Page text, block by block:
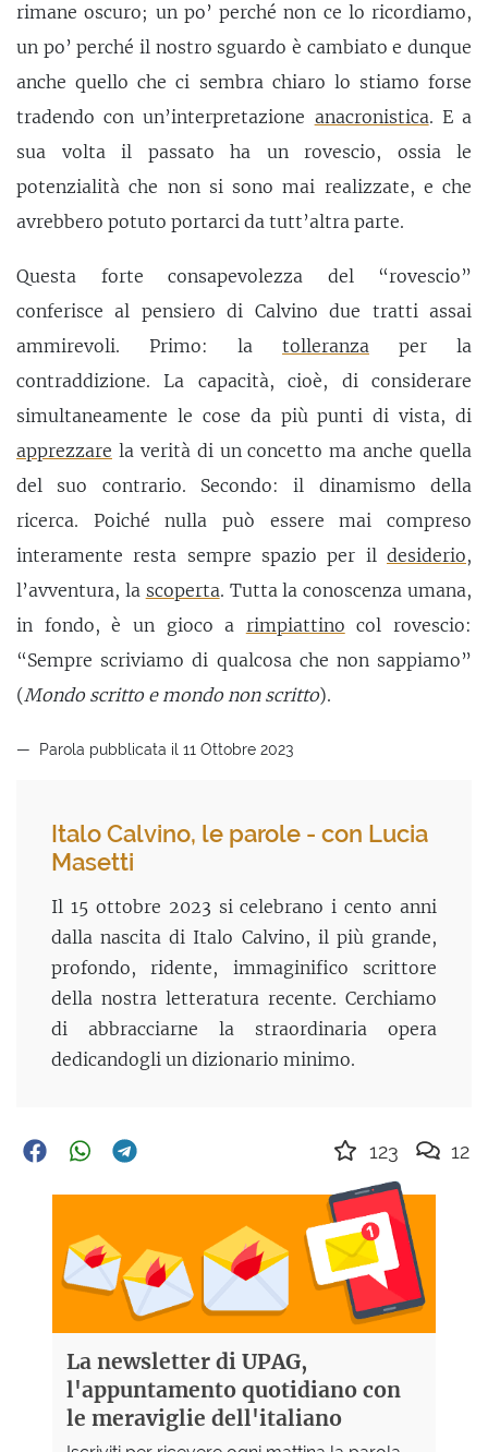
rimane oscuro; un po’ perché non ce lo ricordiamo,
un po’ perché il nostro sguardo è cambiato e dunque
anche quello che ci sembra chiaro lo stiamo forse
tradendo con un’interpretazione anacronistica. E a
sua volta il passato ha un rovescio, ossia le
potenzialità che non si sono mai realizzate, e che
avrebbero potuto portarci da tutt’altra parte.
Questa forte consapevolezza del “rovescio”
conferisce al pensiero di Calvino due tratti assai
ammirevoli. Primo: la tolleranza per la
contraddizione. La capacità, cioè, di considerare
simultaneamente le cose da più punti di vista, di
apprezzare la verità di un concetto ma anche quella
del suo contrario. Secondo: il dinamismo della
ricerca. Poiché nulla può essere mai compreso
interamente resta sempre spazio per il desiderio,
l’avventura, la scoperta. Tutta la conoscenza umana,
in fondo, è un gioco a rimpiattino col rovescio:
“Sempre scriviamo di qualcosa che non sappiamo”
(Mondo scritto e mondo non scritto).
Parola pubblicata il 11 Ottobre 2023
Italo Calvino, le parole - con Lucia
Masetti
Il 15 ottobre 2023 si celebrano i cento anni
dalla nascita di Italo Calvino, il più grande,
profondo, ridente, immaginifico scrittore
della nostra letteratura recente. Cerchiamo
di abbracciarne la straordinaria opera
dedicandogli un dizionario minimo.
123 12
La newsletter di UPAG,
l'appuntamento quotidiano con
le meraviglie dell'italiano